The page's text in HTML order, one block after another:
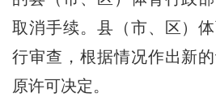
取消手续。县（市、区）
行审查，根据情况作出新
原许可决定。